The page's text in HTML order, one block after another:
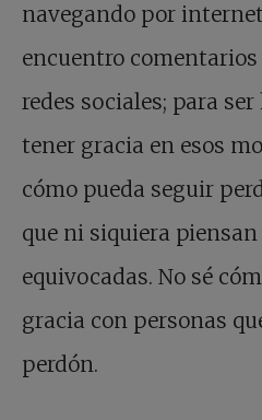
navegando por
encuentro
redes sociales; para
tener gracia en esos
cómo pueda seguir
que ni siquiera
equivocadas. No sé
gracia con personas
perdón.